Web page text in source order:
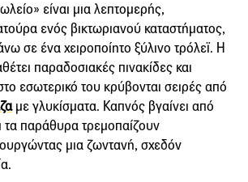
είναι μια λεπτομερής,
ενός βικτωριανού καταστήματος,
σε ένα χειροποίητο ξύλινο τρόλεϊ. Η
παραδοσιακές πινακίδες και
εσωτερικό του κρύβονται σειρές από
με γλυκίσματα. Καπνός βγαίνει από
τα παράθυρα τρεμοπαίζουν
μια ζωντανή, σχεδόν